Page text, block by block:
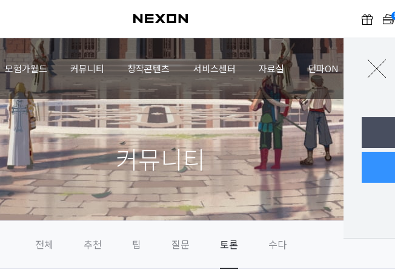
모험가월드 커뮤니티 창작콘텐츠 서비스센터 자료실 던파ON 로그인
커뮤니티
전체 추천 팁 질문 토론 수다